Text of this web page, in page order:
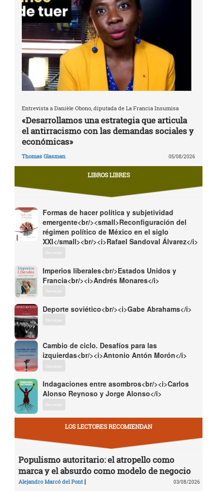
Entrevista a Danièle Obono, diputada de La Francia Insumisa
«Desarrollamos una estrategia que articula
el antirracismo con las demandas sociales y
económicas»
Thomas Glasman 05/08/2026
LIBROS LIBRES
Formas de hacer política y subjetividad
emergente<br/><small>Reconfiguración del
régimen político de México en el siglo
XXI</small><br/><i>Rafael Sandoval Álvarez</i>
Descargar
Imperios liberales<br/>Estados Unidos y
Francia<br/><i>Andrés Monares</i>
Descargar
Deporte soviético<br/><i>Gabe Abrahams</i>
Descargar
Cambio de ciclo. Desafíos para las
izquierdas<br/><i>Antonio Antón Morón</i>
Descargar
Indagaciones entre asombros<br/><i>Carlos
Alonso Reynoso y Jorge Alonso</i>
Descargar
LOS LECTORES RECOMIENDAN
Populismo autoritario: el atropello como
marca y el absurdo como modelo de negocio
Alejandro Marcó del Pont | 03/08/2026